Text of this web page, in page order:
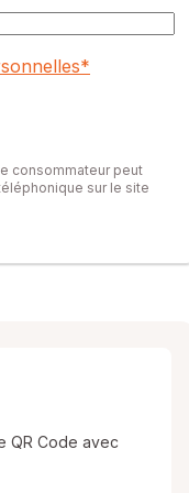
*
consommateur peut
sur le site
QR Code avec